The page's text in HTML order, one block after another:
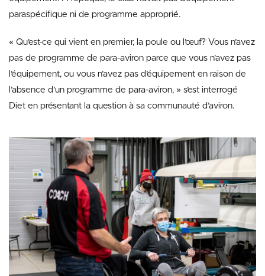
paraspécifique ni de programme approprié.
« Qu’est-ce qui vient en premier, la poule ou l’œuf? Vous n’avez
pas de programme de para-aviron parce que vous n’avez pas
l’équipement, ou vous n’avez pas d’équipement en raison de
l’absence d’un programme de para-aviron, » s’est interrogé
Diet en présentant la question à sa communauté d’aviron.